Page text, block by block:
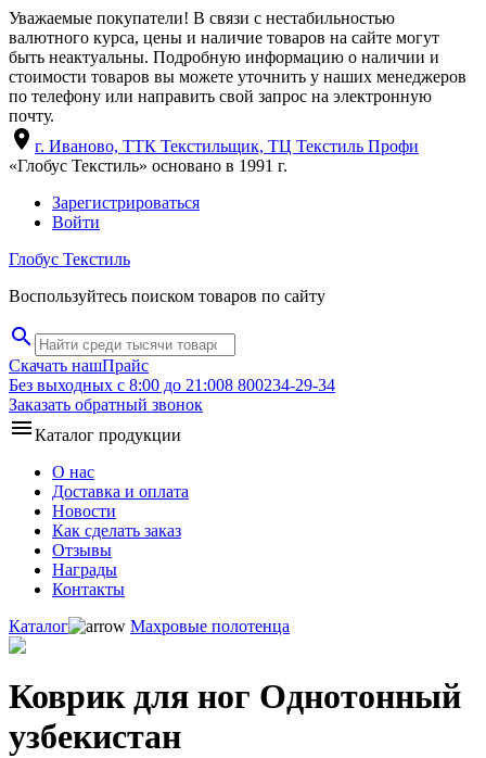
Уважаемые покупатели! В связи с нестабильностью
валютного курса, цены и наличие товаров на сайте могут
быть неактуальны. Подробную информацию о наличии и
стоимости товаров вы можете уточнить у наших менеджеров
по телефону или направить свой запрос на электронную
почту.
location_on г. Иваново, ТТК Текстильщик, ТЦ Текстиль Профи
«Глобус Текстиль» основано в 1991 г.
Зарегистрироваться
Войти
Глобус Текстиль
Воспользуйтесь поиском товаров по сайту
search
Скачать нашПрайс
Без выходных с 8:00 до 21:008 800234-29-34
Заказать обратный звонок
menuКаталог продукции
О нас
Доставка и оплата
Новости
Как сделать заказ
Отзывы
Награды
Контакты
Каталог
Махровые полотенца
Коврик для ног Однотонный
узбекистан